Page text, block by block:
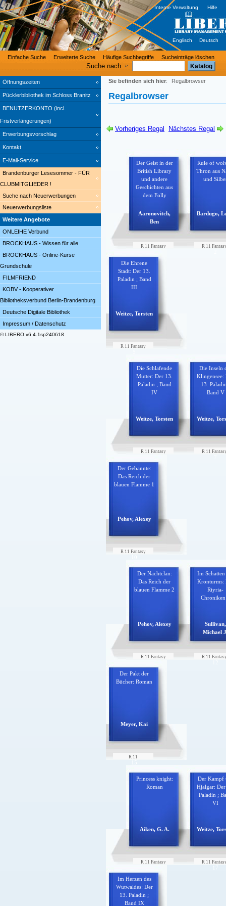
Öffnungszeiten
Pücklerbibliothek im Schloss Branitz
BENUTZERKONTO (incl.
Fristverlängerungen)
Erwerbungsvorschlag
Kontakt
E-Mail-Service
Einfache Suche Erweiterte Suche Häufige Suchbegriffe Sucheinträge löschen
Interne Verwaltung Hilfe
Englisch Deutsch
Brandenburger Lesesommer - FÜR
CLUBMITGLIEDER !
Suche nach Neuerwerbungen
Neuerwerbungsliste
Weitere Angebote
ONLEIHE Verbund
BROCKHAUS - Wissen für alle
BROCKHAUS - Online-Kurse
Grundschule
FILMFRIEND
KOBV - Kooperativer
Bibliotheksverbund Berlin-Brandenburg
Deutsche Digitale Bibliothek
Impressum / Datenschutz
© LIBERO v6.4.1sp240618
Sie befinden sich hier: Regalbrowser
Regalbrowser
Vorheriges Regal Nächstes Regal
Der Geist in der
British Library
und andere
Geschichten aus
dem Folly
Aaronovitch,
Ben
R 11 Fantasy
Rule of
Thron aus
und
Bardugo,
R 11
Die Ehrene
Stadt: Der 13.
Paladin ; Band
III
Weitze, Torsten
R 11 Fantasy
Die Schlafende
Mutter: Der 13.
Paladin ; Band
IV
Weitze, Torsten
R 11 Fantasy
Die Inseln
Klingensee:
13.
Band V
Weitze,
R 11
Der Gebannte:
Das Reich der
blauen Flamme 1
Pehov, Alexey
R 11 Fantasy
Der Nachtclan:
Das Reich der
blauen Flamme 2
Pehov, Alexey
R 11 Fantasy
Im Schatten
Kronturms:
Riyria-
Sullivan,
Michael
R 11
Der Pakt der
Bücher: Roman
Meyer, Kai
R 11
Princess knight:
Roman
Aiken, G. A.
R 11 Fantasy
Der Kampf
Hjalgar:
Paladin ;
VI
Weitze,
R 11
17
Im Herzen des
Wutwaldes: Der
13. Paladin ;
Band IX
Suche nach